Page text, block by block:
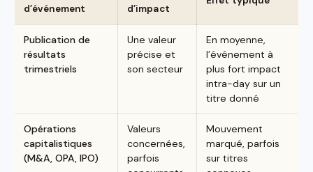
d’événement
d’impact
Publication de
résultats
trimestriels
Une valeur
précise et
son secteur
En moyenne,
l’événement à
plus fort impact
intra-day sur un
titre donné
Opérations
capitalistiques
(M&A, OPA, IPO)
Valeurs
concernées,
parfois
Mouvement
marqué, parfois
sur titres